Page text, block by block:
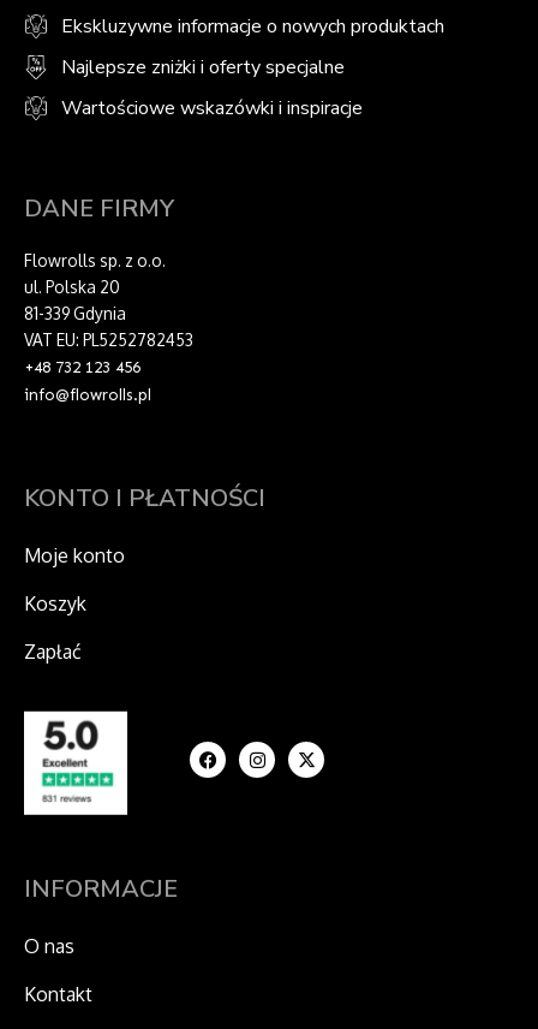
Ekskluzywne informacje o nowych produktach
Najlepsze zniżki i oferty specjalne
Wartościowe wskazówki i inspiracje
DANE FIRMY
Flowrolls sp. z o.o.
ul. Polska 20
81-339 Gdynia
VAT EU: PL5252782453
+48 732 123 456
info@flowrolls.pl
KONTO I PŁATNOŚCI
Moje konto
Koszyk
Zapłać
a
c
e
n
s
t
-
t
w
INFORMACJE
O nas
Kontakt